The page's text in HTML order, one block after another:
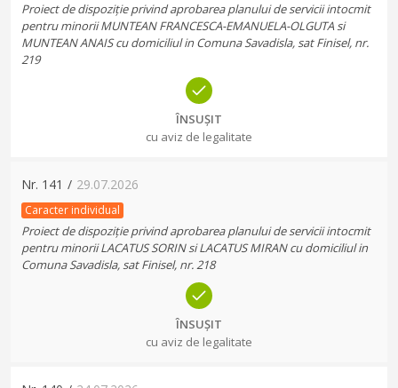
Proiect de dispoziție privind aprobarea planului de servicii intocmit
pentru minorii MUNTEAN FRANCESCA-EMANUELA-OLGUTA si
MUNTEAN ANAIS cu domiciliul in Comuna Savadisla, sat Finisel, nr.
219
ÎNSUȘIT
cu aviz de legalitate
Nr. 141 / 29.07.2026
Caracter individual
Proiect de dispoziție privind aprobarea planului de servicii intocmit
pentru minorii LACATUS SORIN si LACATUS MIRAN cu domiciliul in
Comuna Savadisla, sat Finisel, nr. 218
ÎNSUȘIT
cu aviz de legalitate